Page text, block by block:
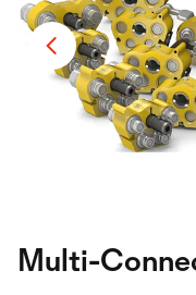
Multi-